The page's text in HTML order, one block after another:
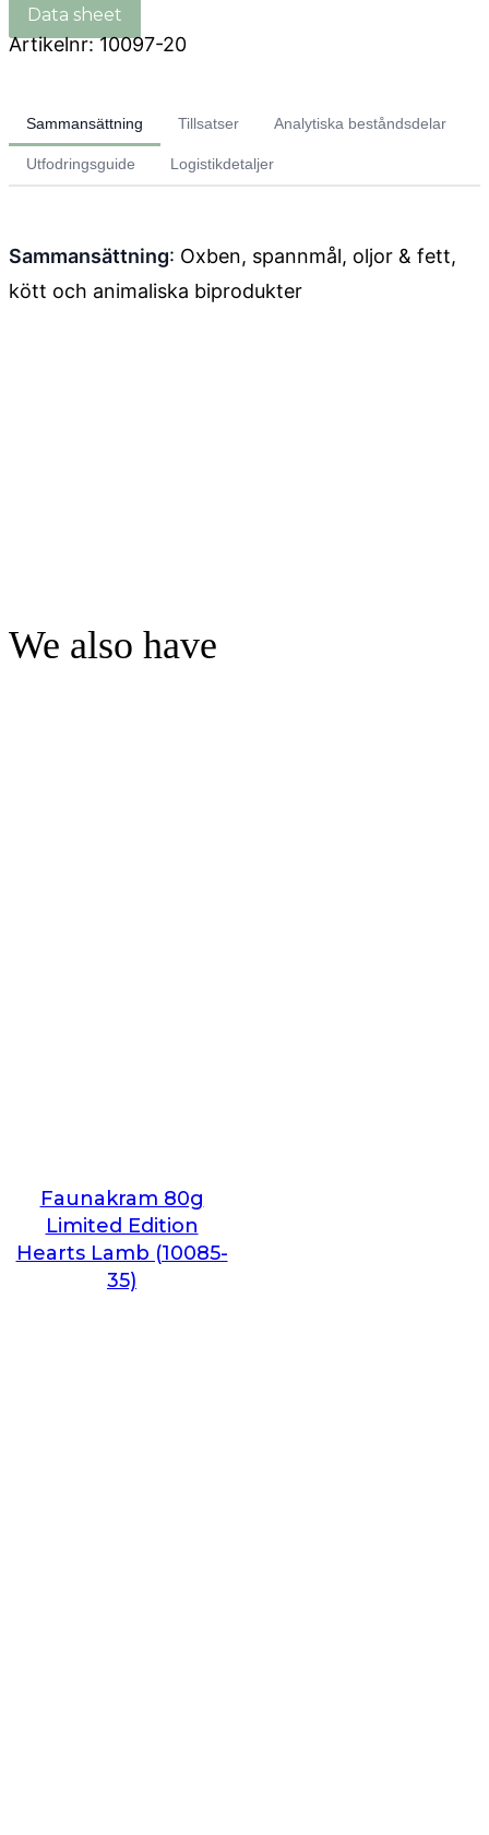
Artikelnr:10097-20
Sammansättning Tillsatser Analytiska beståndsdelar
Utfodringsguide Logistikdetaljer
Sammansättning: Oxben, spannmål, oljor & fett,
kött och animaliska biprodukter
We also have
Faunakram 80g
Limited Edition
Hearts Lamb (10085-
35)